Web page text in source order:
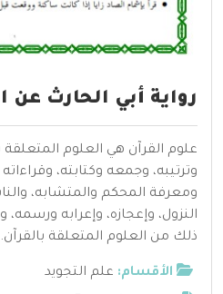
رواية أبي الحارث عن
علوم القرآن هي العلوم
وترتيبه، وجمعه وكتابته،
ومعرفة المحكم والمتشابه،
النزول، وإعجازه، وإعرابه
ذلك من العلوم المتعلقة بالقرآن.
الأقسام: علم التجويد